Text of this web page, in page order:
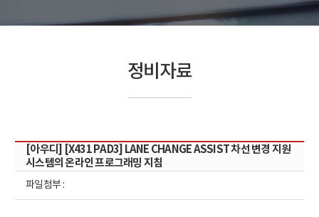
정비자료
[아우디] [X431 PAD3] LANE CHANGE ASSIST 차선 변경 지원
시스템의 온라인 프로그래밍 지침
파일첨부 :